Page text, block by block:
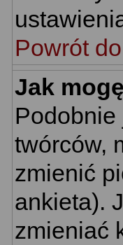
Powrót
Jak
twórców,
zmienić
ankieta).
zmieniać